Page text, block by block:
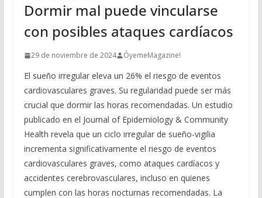
Dormir mal puede vincularse
con posibles ataques cardíacos
29 de noviembre de 2024 ÓyemeMagazine!
El sueño irregular eleva un 26% el riesgo de eventos
cardiovasculares graves. Su regularidad puede ser más
crucial que dormir las horas recomendadas. Un estudio
publicado en el Journal of Epidemiology & Community
Health revela que un ciclo irregular de sueño-vigilia
incrementa significativamente el riesgo de eventos
cardiovasculares graves, como ataques cardíacos y
accidentes cerebrovasculares, incluso en quienes
cumplen con las horas nocturnas recomendadas. La